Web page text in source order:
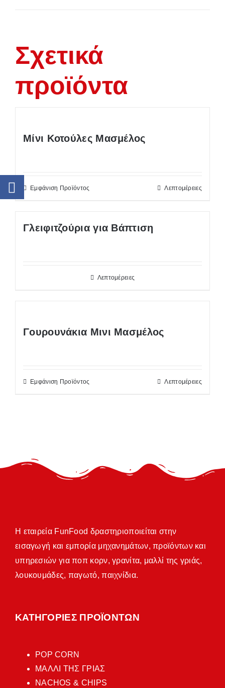
Σχετικά
προϊόντα
Μίνι Κοτούλες Μασμέλος
Εμφάνιση Προϊόντος Λεπτομέρειες
Γλειφιτζούρια για Βάπτιση
Λεπτομέρειες
Γουρουνάκια Μινι Μασμέλος
Εμφάνιση Προϊόντος Λεπτομέρειες
Η εταιρεία FunFood δραστηριοποιείται στην
εισαγωγή και εμπορία μηχανημάτων, προϊόντων και
υπηρεσιών για ποπ κορν, γρανίτα, μαλλί της γριάς,
λουκουμάδες, παγωτό, παιχνίδια.
ΚΑΤΗΓΟΡΙΕΣ ΠΡΟΪΟΝΤΩΝ
POP CORN
ΜΑΛΛΙ ΤΗΣ ΓΡΙΑΣ
NACHOS & CHIPS